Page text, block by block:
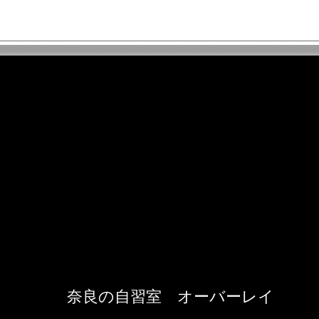
イで「完全無料」になる4つ
学
奈良の自習室 オーバーレイ